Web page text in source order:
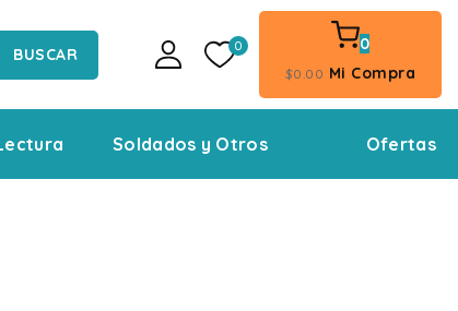
BUSCAR 0 0
$0.00 Mi Compra
Soldados y Otros Ofertas